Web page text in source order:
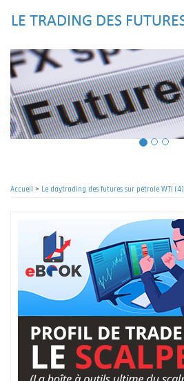
principal
Accueil > Le daytrading des futures sur pétrole WTI (4)